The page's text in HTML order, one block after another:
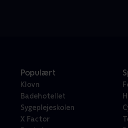
Populært
Klovn
Badehotellet
Sygeplejeskolen
X Factor